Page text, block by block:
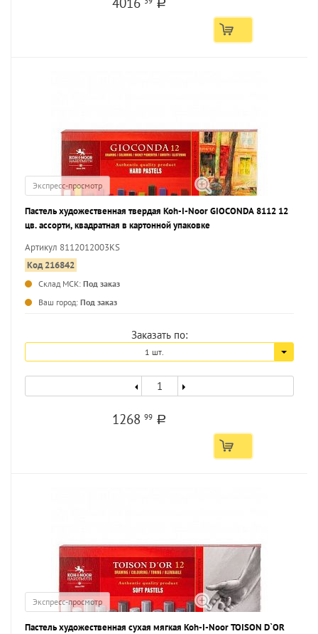
a
Экспресс-просмотр
Пастель художественная твердая Koh-I-Noor GIOCONDA 8112 12
цв. ассорти, квадратная в картонной упаковке
Артикул 8112012003KS
Код 216842
Склад МСК: Под заказ
Ваш город: Под заказ
Заказать по:
1 шт.
126899 a
Экспресс-просмотр
Пастель художественная сухая мягкая Koh-I-Noor TOISON D`OR